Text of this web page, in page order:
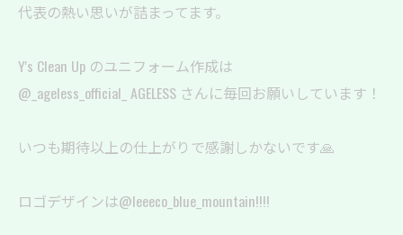
代表の熱い思いが詰まってます。
Y's Clean Up のユニフォーム作成は
@_ageless_official_ AGELESS さんに毎回お願いしています！
いつも期待以上の仕上がりで感謝しかないです🙏
ロゴデザインは@leeeco_blue_mountain!!!!